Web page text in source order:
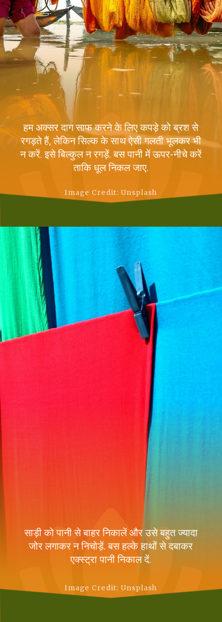
हम अक्सर दाग साफ करने के लिए कपड़े को ब्रश से
रगड़ते हैं, लेकिन सिल्क के साथ ऐसी गलती भूलकर भी
न करें. इसे बिल्कुल न रगड़ें. बस पानी में ऊपर-नीचे करें
ताकि धूल निकल जाए.
Image Credit: Unsplash
साड़ी को पानी से बाहर निकालें और उसे बहुत ज्यादा
जोर लगाकर न निचोड़ें. बस हल्के हाथों से दबाकर
एक्स्ट्रा पानी निकाल दें.
Image Credit: Unsplash